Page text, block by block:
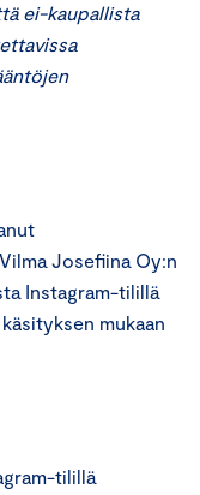
ei-kaupallista
Josefiina Oy:n
Instagram-tilillä
mukaan
tilillä